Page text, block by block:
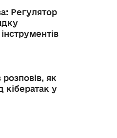
Регулятор
як
кібератак у